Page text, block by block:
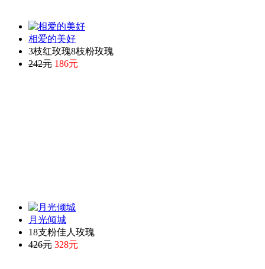
相爱的美好
3枝红玫瑰8枝粉玫瑰
242元 186元
月光倾城
18支粉佳人玫瑰
426元 328元